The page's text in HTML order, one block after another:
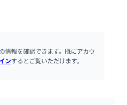
情報を確認できます。既にアカウ
ンするとご覧いただけます。